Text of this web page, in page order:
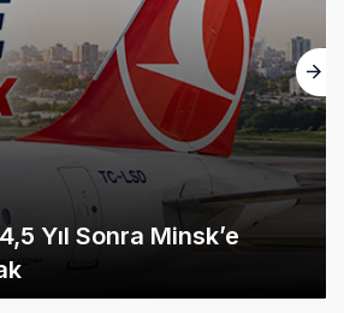
Yıl Sonra Minsk’e